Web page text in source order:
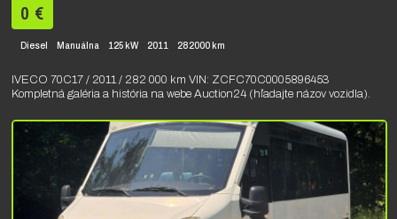
0 €
Diesel Manuálna 125 kW 2011 282000 km
IVECO 70C17 / 2011 / 282 000 km VIN: ZCFC70C0005896453
Kompletná galéria a história na webe Auction24 (hľadajte názov vozidla).